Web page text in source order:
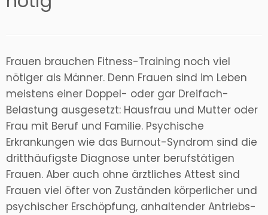
Frauen brauchen Fitness-Training noch viel
nötiger als Männer. Denn Frauen sind im Leben
meistens einer Doppel- oder gar Dreifach-
Belastung ausgesetzt: Hausfrau und Mutter oder
Frau mit Beruf und Familie. Psychische
Erkrankungen wie das Burnout-Syndrom sind die
dritthäufigste Diagnose unter berufstätigen
Frauen. Aber auch ohne ärztliches Attest sind
Frauen viel öfter von Zuständen körperlicher und
psychischer Erschöpfung, anhaltender Antriebs-